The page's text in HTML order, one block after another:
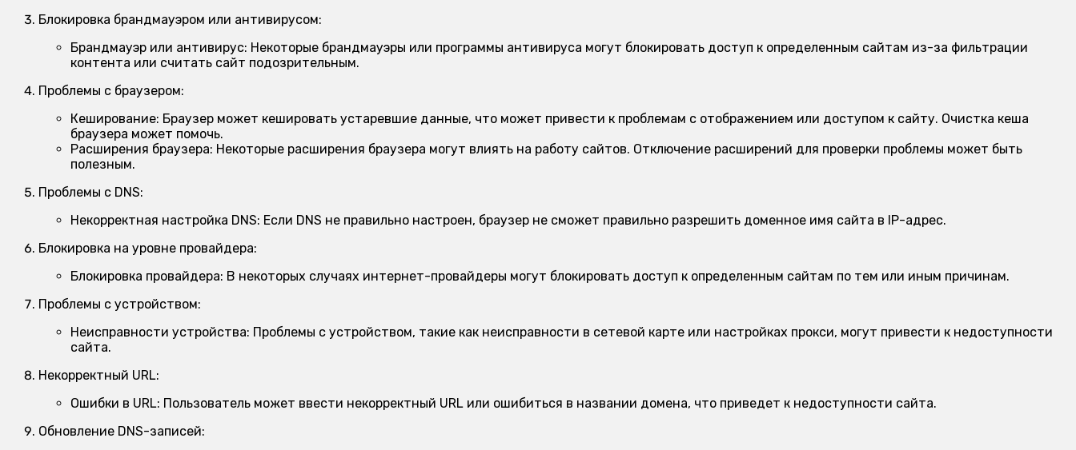
Блокировка брандмауэром или антивирусом:
Брандмауэр или антивирус: Некоторые брандмауэры или программы антивируса могут блокировать доступ к определенным сайтам из-за фильтрации
контента или считать сайт подозрительным.
Проблемы с браузером:
Кеширование: Браузер может кешировать устаревшие данные, что может привести к проблемам с отображением или доступом к сайту. Очистка кеша
браузера может помочь.
Расширения браузера: Некоторые расширения браузера могут влиять на работу сайтов. Отключение расширений для проверки проблемы может быть
полезным.
Проблемы с DNS:
Некорректная настройка DNS: Если DNS не правильно настроен, браузер не сможет правильно разрешить доменное имя сайта в IP-адрес.
Блокировка на уровне провайдера:
Блокировка провайдера: В некоторых случаях интернет-провайдеры могут блокировать доступ к определенным сайтам по тем или иным причинам.
Проблемы с устройством:
Неисправности устройства: Проблемы с устройством, такие как неисправности в сетевой карте или настройках прокси, могут привести к недоступности
сайта.
Некорректный URL:
Ошибки в URL: Пользователь может ввести некорректный URL или ошибиться в названии домена, что приведет к недоступности сайта.
Обновление DNS-записей: